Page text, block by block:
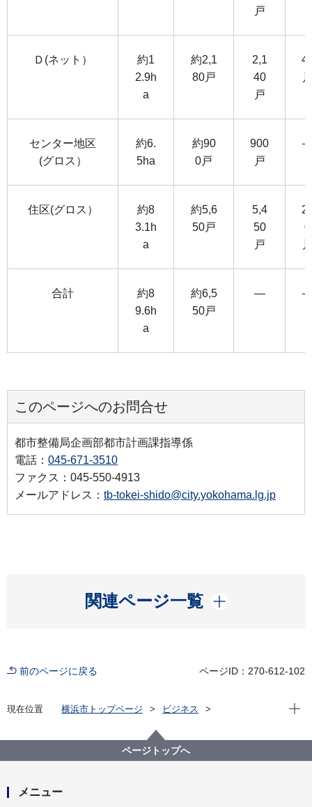
戸
Ｄ(ネット）
約1
2.9h
a
約2,1
80戸
2,1
40
戸
センター地区
(グロス）
約6.
5ha
約90
0戸
900
戸
住区(グロス）
約8
3.1h
a
約5,6
50戸
5,4
50
戸
0
合計
約8
9.6h
a
約6,5
50戸
―
このページへのお問合せ
都市整備局企画部都市計画課指導係
電話： 045-671-3510
ファクス：045-550-4913
メールアドレス： tb-tokei-shido@city.yokohama.lg.jp
関連ページ一覧
開く
前のページに戻る ページID：270-612-102
現在位置 横浜市トップページ
ビジネス
若葉台一団地の住宅施設の制限
現在
ページトップへ
メニュー